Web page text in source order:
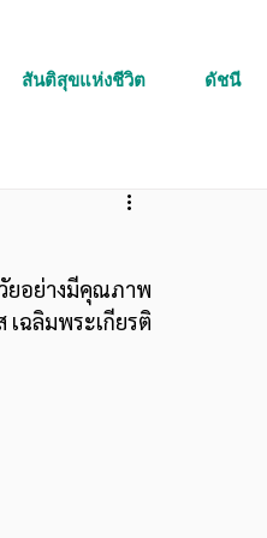
สันติสุขแห่งชีวิต ดัชนี
ยอย่างมีคุณภาพ
เฉลิมพระเกียรติ